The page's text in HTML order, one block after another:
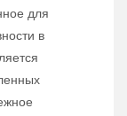
для
в